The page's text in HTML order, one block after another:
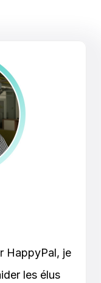
HappyPal, je
les élus